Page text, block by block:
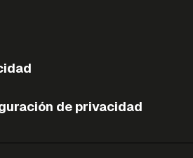
de privacidad